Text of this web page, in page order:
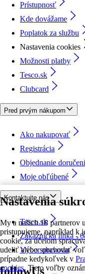
Nastavenia
My a našich 18 partnerov
pristupujeme, napríklad k
cookie, za účelom
udeliť alebo spravovať
prípadne kedykoľvek v
cookies. Tieto voľby
Prístupnosť
Kde dovážame
Poplatok za službu
Nastavenia cookies
Možnosti platby
Tesco.sk
Clubcard
Pred prvým nákupom
Ako nakupovať
Registrácia
Objednanie
Moje obľúbené
Kontaktujte nás
Tesco.sk
Zákaznícka linka -
Výber obchodu
followUs